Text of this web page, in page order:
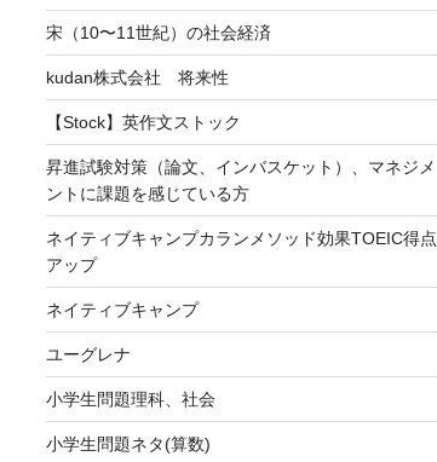
宋（10〜11世紀）の社会経済
kudan株式会社 将来性
【Stock】英作文ストック
昇進試験対策（論文、インバスケット）、マネジメ
ントに課題を感じている方
ネイティブキャンプカランメソッド効果TOEIC得点
アップ
ネイティブキャンプ
ユーグレナ
小学生問題理科、社会
小学生問題ネタ(算数)